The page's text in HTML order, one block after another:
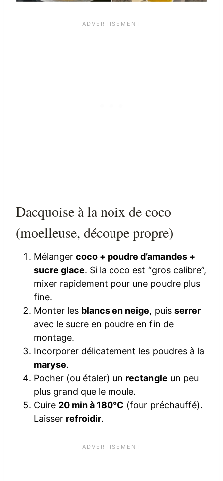
Dacquoise à la noix de coco
(moelleuse, découpe propre)
Mélangercoco + poudre d’amandes +
sucre glace. Si la coco est “gros calibre”,
mixer rapidement pour une poudre plus
fine.
Monter les blancs en neige, puis serrer
avec le sucre en poudre en fin de
montage.
Incorporer délicatement les poudres à la
maryse.
Pocher (ou étaler) un rectangle un peu
plus grand que le moule.
Cuire 20 min à 180°C (four préchauffé).
Laisser refroidir.